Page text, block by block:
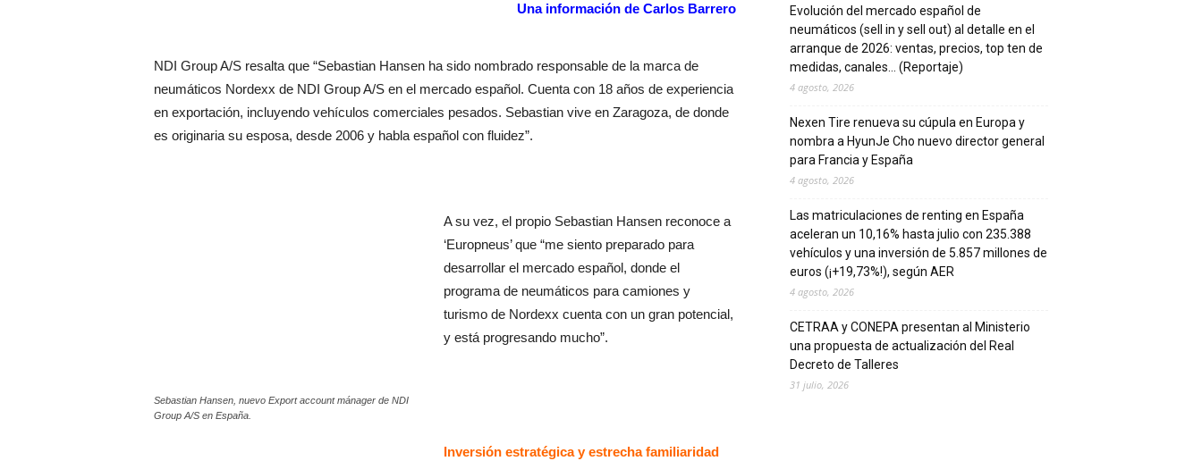
Una información de Carlos Barrero
NDI Group A/S resalta que “Sebastian Hansen ha sido nombrado responsable de la marca de
neumáticos Nordexx de NDI Group A/S en el mercado español. Cuenta con 18 años de experiencia
en exportación, incluyendo vehículos comerciales pesados. Sebastian vive en Zaragoza, de donde
es originaria su esposa, desde 2006 y habla español con fluidez”.
Sebastian Hansen, nuevo Export account mánager de NDI
Group A/S en España.
A su vez, el propio Sebastian Hansen reconoce a
‘Europneus’ que “me siento preparado para
desarrollar el mercado español, donde el
programa de neumáticos para camiones y
turismo de Nordexx cuenta con un gran potencial,
y está progresando mucho”.
Inversión estratégica y estrecha familiaridad
Evolución del mercado español de
neumáticos (sell in y sell out) al detalle en el
arranque de 2026: ventas, precios, top ten de
medidas, canales… (Reportaje)
4 agosto, 2026
Nexen Tire renueva su cúpula en Europa y
nombra a HyunJe Cho nuevo director general
para Francia y España
4 agosto, 2026
Las matriculaciones de renting en España
aceleran un 10,16% hasta julio con 235.388
vehículos y una inversión de 5.857 millones de
euros (¡+19,73%!), según AER
4 agosto, 2026
CETRAA y CONEPA presentan al Ministerio
una propuesta de actualización del Real
Decreto de Talleres
31 julio, 2026